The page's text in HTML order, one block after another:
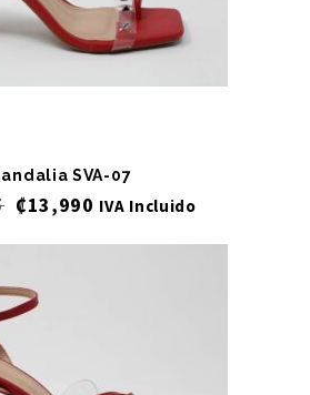
SVA-07
₡13,990 IVA Incluido